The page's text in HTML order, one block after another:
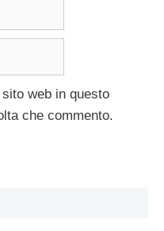
web in questo
che commento.